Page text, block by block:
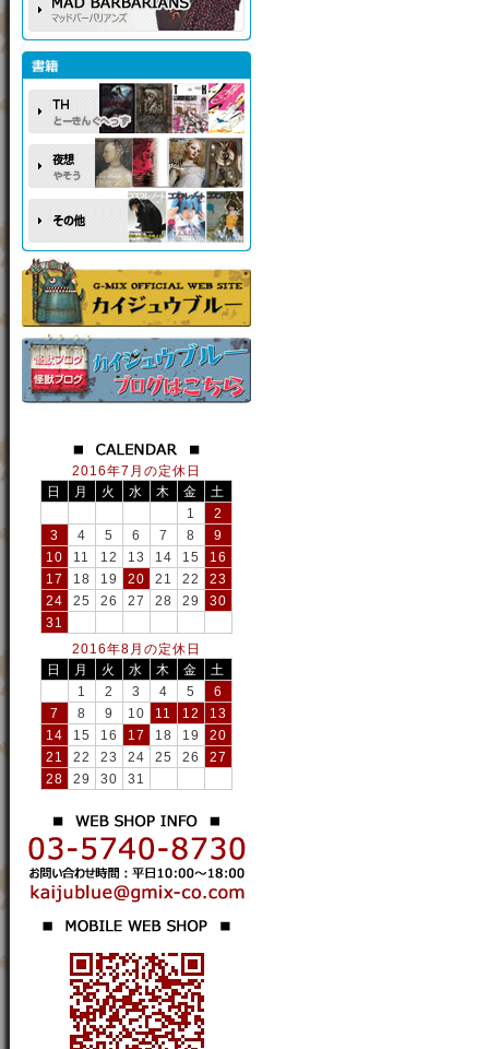
2016年7月の定休日
日
月 火 水 木 金
土
1
2
3
4 5 6 7 8
9
10
11 12 13 14 15
16
17
18 19 20 21 22
23
24
25 26 27 28 29
30
31
2016年8月の定休日
日
月 火 水 木 金
土
1
2 3 4 5
6
7
8 9 10 11 12
13
14
15 16 17 18 19
20
21
22 23 24 25 26
27
28
29 30 31